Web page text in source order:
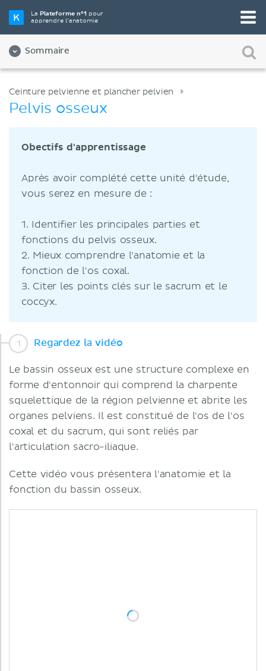
La Plateforme n°1 pour
apprendre l’anatomie
Sommaire
Ceinture pelvienne et plancher pelvien
Pelvis osseux
Obectifs d'apprentissage
Après avoir complété cette unité d'étude,
vous serez en mesure de :
1. Identifier les principales parties et
fonctions du pelvis osseux.
2. Mieux comprendre l'anatomie et la
fonction de l'os coxal.
3. Citer les points clés sur le sacrum et le
coccyx.
Regardez la vidéo
Le bassin osseux est une structure complexe en
forme d'entonnoir qui comprend la charpente
squelettique de la région pelvienne et abrite les
organes pelviens. Il est constitué de l'os de l'os
coxal et du sacrum, qui sont reliés par
l'articulation sacro-iliaque.
Cette vidéo vous présentera l'anatomie et la
fonction du bassin osseux.